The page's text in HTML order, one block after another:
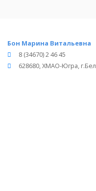
Бон Марина Витальевна
8 (34670) 2 46 45
628680, ХМАО-Югра,